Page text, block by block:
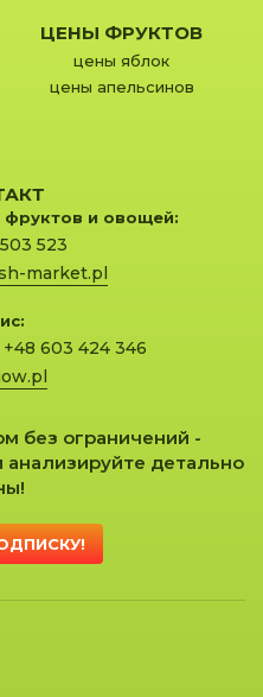
ЦЕНЫ ФРУКТОВ
цены яблок
цены апельсинов
и овощей:
523
market.pl
+48 603 424 346
без ограничений -
анализируйте детально